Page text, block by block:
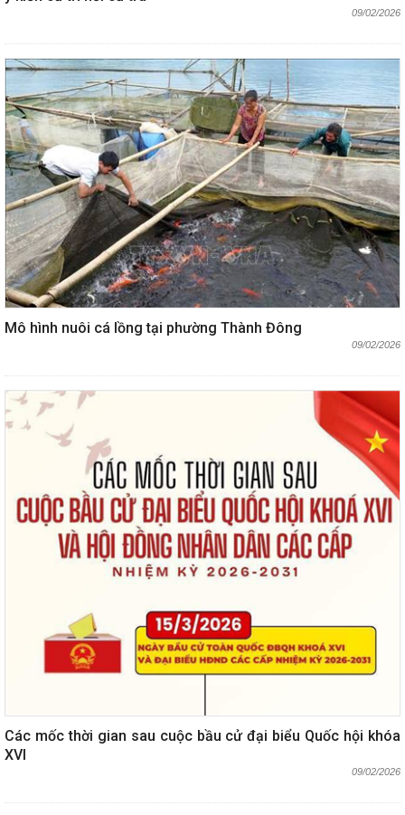
09/02/2026
Mô hình nuôi cá lồng tại phường Thành Đông
09/02/2026
Các mốc thời gian sau cuộc bầu cử đại biểu Quốc hội khóa
XVI
09/02/2026